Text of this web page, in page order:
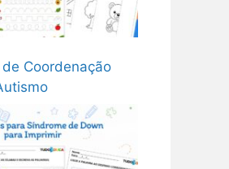
Coordenação